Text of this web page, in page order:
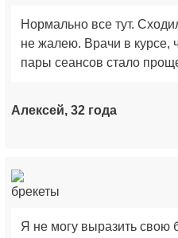
Нормально все тут.
не жалею. Врачи в курсе,
пары сеансов стало
Алексей, 32 года
Я не могу выразить свою